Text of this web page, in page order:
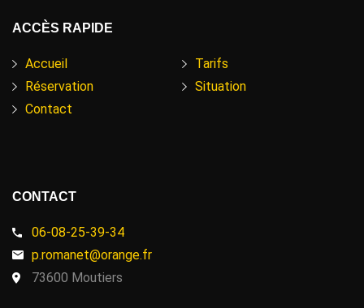
ACCÈS RAPIDE
Accueil
Tarifs
Réservation
Situation
Contact
CONTACT
06-08-25-39-34
p.romanet@orange.fr
73600 Moutiers